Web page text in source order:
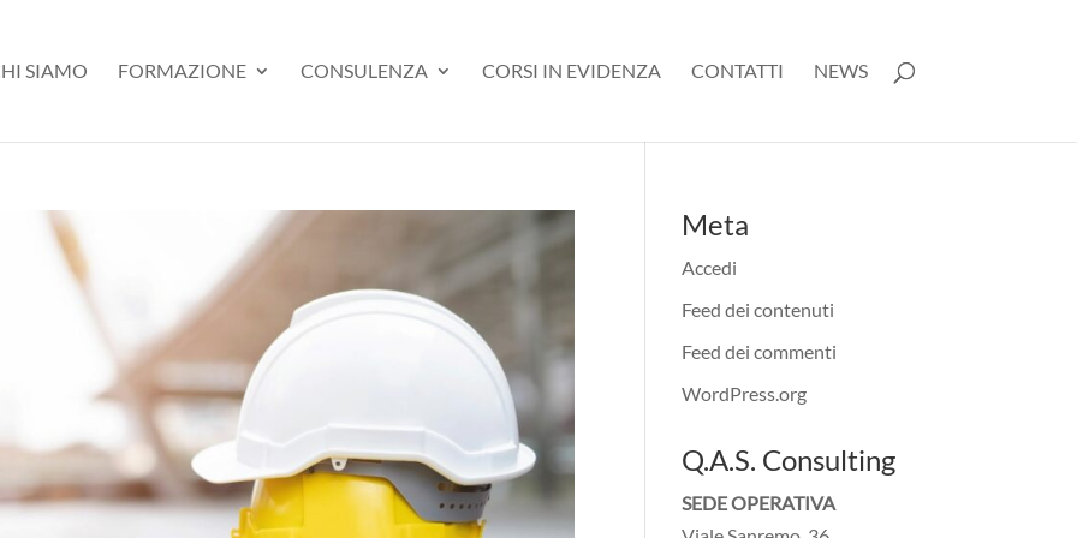
SIAMO FORMAZIONE CONSULENZA CORSI IN EVIDENZA CONTATTI NEWS
Meta
Accedi
Feed dei contenuti
Feed dei commenti
WordPress.org
Q.A.S. Consulting
SEDE OPERATIVA